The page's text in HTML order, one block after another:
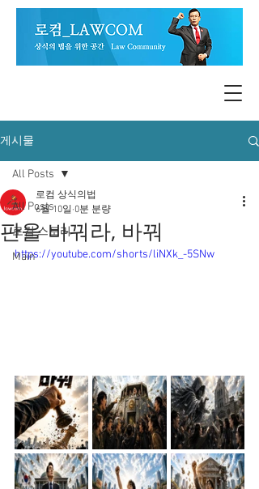
게시물
All Posts
로컴 스토리
Main
All Posts
판을 바꿔라, 바꿔
로컴 상식의법
6월 10일 0분 분량
https://youtube.com/shorts/liNXk_-5SNw